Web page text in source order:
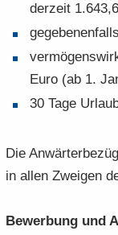
der­zeit
Euro (ab 1.
30 Tage
Die
in allen Zwei­gen
Be­wer­bung und